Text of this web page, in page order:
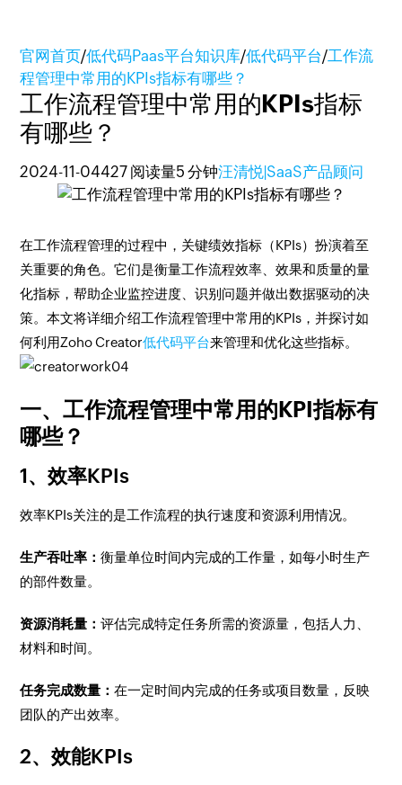
官网首页/低代码Paas平台知识库/低代码平台/工作流
程管理中常用的KPIs指标有哪些？
工作流程管理中常用的KPIs指标
有哪些？
2024-11-04427 阅读量5 分钟汪清悦|SaaS产品顾问
在工作流程管理的过程中，关键绩效指标（KPIs）扮演着至
关重要的角色。它们是衡量工作流程效率、效果和质量的量
化指标，帮助企业监控进度、识别问题并做出数据驱动的决
策。本文将详细介绍工作流程管理中常用的KPIs，并探讨如
何利用Zoho Creator低代码平台来管理和优化这些指标。
一、工作流程管理中常用的KPI指标有
哪些？
1、效率KPIs
效率KPIs关注的是工作流程的执行速度和资源利用情况。
生产吞吐率：衡量单位时间内完成的工作量，如每小时生产
的部件数量。
资源消耗量：评估完成特定任务所需的资源量，包括人力、
材料和时间。
任务完成数量：在一定时间内完成的任务或项目数量，反映
团队的产出效率。
2、效能KPIs